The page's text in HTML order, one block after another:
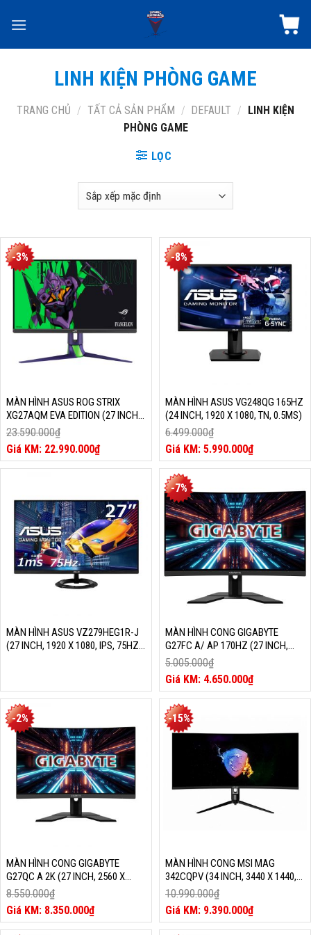
LINH KIỆN PHÒNG GAME
TRANG CHỦ / TẤT CẢ SẢN PHẨM / DEFAULT /
LINH KIỆN
PHÒNG GAME
LỌC
-3%
MÀN HÌNH ASUS ROG STRIX
XG27AQM EVA EDITION (27 INCH,
2560 X 1440, 270HZ, IPS, 0.5MS)
23.590.000₫
Giá
gốc
là:
22.990.000₫
Giá
hiện
là:
22.990.000₫.
-8%
MÀN HÌNH ASUS VG248QG 165HZ
(24 INCH, 1920 X 1080, TN, 0.5MS)
6.499.000₫
Giá
gốc
là:
6.499.000₫.
5.990.000₫
Giá
hiện
tại
là:
5.990.000₫.
MÀN HÌNH ASUS VZ279HEG1R-J
(27 INCH, 1920 X 1080, IPS, 75HZ,
-7%
MÀN HÌNH CONG GIGABYTE
G27FC A/ AP 170HZ (27 INCH,
1920 X 1080, VA, OC 170HZ, 1MS)
5.005.000₫
Giá
gốc
là:
5.005.000₫.
4.650.000₫
Giá
hiện
tại
là:
4.650.000₫.
-2%
MÀN HÌNH CONG GIGABYTE
G27QC A 2K (27 INCH, 2560 X
1440, VA, 165HZ, 1MS)
8.550.000₫
Giá
gốc
8.350.000₫
Giá
-15%
MÀN HÌNH CONG MSI MAG
342CQPV (34 INCH, 3440 X 1440,
100HZ, VA, 1MS)
10.990.000₫
Giá
gốc
9.390.000₫
Giá